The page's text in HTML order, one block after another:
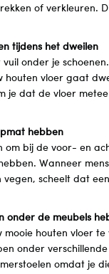
of verkleuren.
tijdens het dweilen
onder je
houten vloer gaat
je dat de vloer
hebben
om bij de voor- en
Wanneer
vegen, scheelt dat
onder de meubels
mooie houten vloer te
onder
omdat je